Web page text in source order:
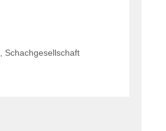
, Schachgesellschaft